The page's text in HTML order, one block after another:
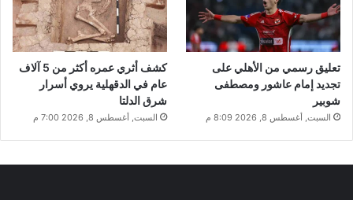
تعليق رسمي من الأهلي على
تجديد إمام عاشور ومصطفى
شوبير
السبت, أغسطس 8, 2026 8:09 م
كشف أثري عمره أكثر من 5 آلاف
عام في الدقهلية يروي أسرار
شرق الدلتا
السبت, أغسطس 8, 2026 7:00 م